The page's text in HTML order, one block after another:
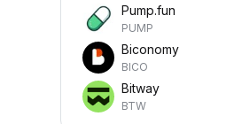
Pump.fun
PUMP
Biconomy
BICO
Bitway
BTW